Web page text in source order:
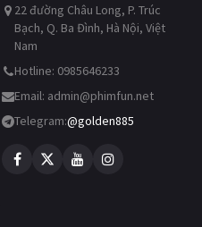
22 đường Châu Long, P. Trúc
Bạch, Q. Ba Đình, Hà Nội, Việt
Nam
Hotline: 0985646233
Email: admin@phimfun.net
Telegram:@golden885